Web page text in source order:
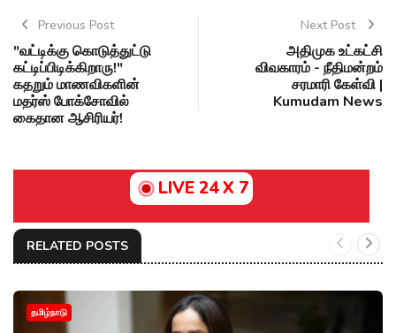
Previous Post
"வட்டிக்கு கொடுத்துட்டு
கட்டிப்பிடிக்கிறாரு!"
கதறும் மாணவிகளின்
மதர்ஸ் போக்சோவில்
கைதான ஆசிரியர்!
Next Post
அதிமுக உட்கட்சி
விவகாரம் - நீதிமன்றம்
சரமாரி கேள்வி |
Kumudam News
LIVE 24 X 7
RELATED POSTS
தமிழ்நாடு